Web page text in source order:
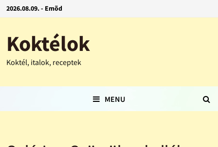
2026.08.09. - Emõd
Koktélok
Koktél, italok, receptek
MENU